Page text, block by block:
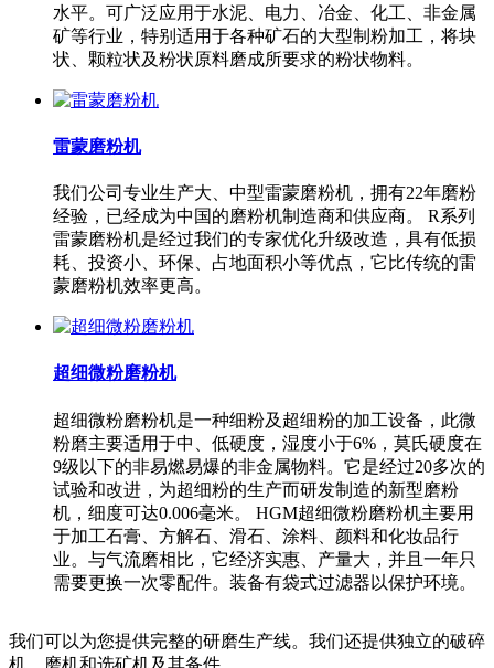
水平。可广泛应用于水泥、电力、冶金、化工、非金属
矿等行业，特别适用于各种矿石的大型制粉加工，将块
状、颗粒状及粉状原料磨成所要求的粉状物料。
雷蒙磨粉机
我们公司专业生产大、中型雷蒙磨粉机，拥有22年磨粉
经验，已经成为中国的磨粉机制造商和供应商。 R系列
雷蒙磨粉机是经过我们的专家优化升级改造，具有低损
耗、投资小、环保、占地面积小等优点，它比传统的雷
蒙磨粉机效率更高。
超细微粉磨粉机
超细微粉磨粉机是一种细粉及超细粉的加工设备，此微
粉磨主要适用于中、低硬度，湿度小于6%，莫氏硬度在
9级以下的非易燃易爆的非金属物料。它是经过20多次的
试验和改进，为超细粉的生产而研发制造的新型磨粉
机，细度可达0.006毫米。 HGM超细微粉磨粉机主要用
于加工石膏、方解石、滑石、涂料、颜料和化妆品行
业。与气流磨相比，它经济实惠、产量大，并且一年只
需要更换一次零配件。装备有袋式过滤器以保护环境。
我们可以为您提供完整的研磨生产线。我们还提供独立的破碎
机、磨机和选矿机及其备件。